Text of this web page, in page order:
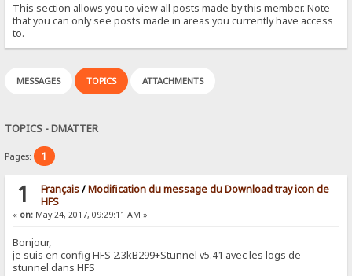
This section allows you to view all posts made by this member. Note
that you can only see posts made in areas you currently have access
to.
MESSAGES TOPICS ATTACHMENTS
TOPICS - DMATTER
Pages: 1
1 Français/Modification du message du Download tray icon de
HFS
« on: May 24, 2017, 09:29:11 AM »
Bonjour,
je suis en config HFS 2.3kB299+Stunnel v5.41 avec les logs de
stunnel dans HFS